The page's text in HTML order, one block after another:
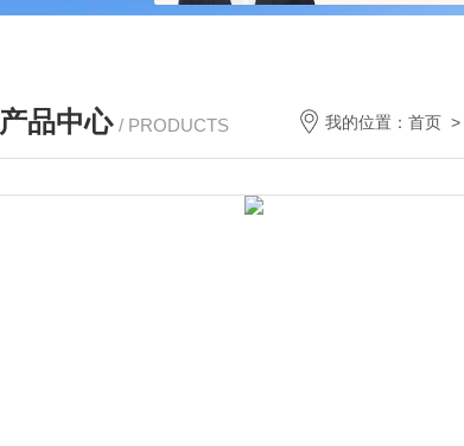
产品中心 / PRODUCTS 我的位置： 首页 >